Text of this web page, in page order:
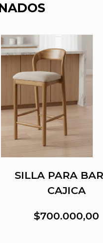
SILLA PARA
CAJICA
$700.000,00